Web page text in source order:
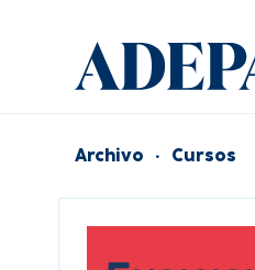
Archivo · Cursos